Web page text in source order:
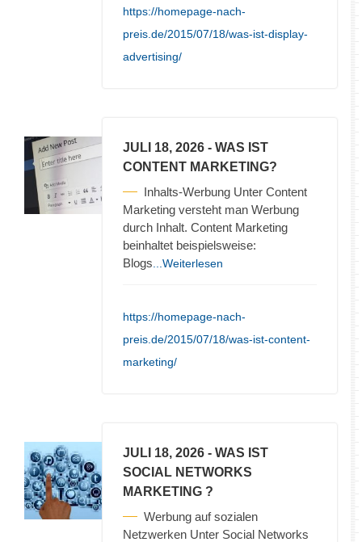
https://homepage-nach-
preis.de/2015/07/18/was-ist-display-
advertising/
JULI 18, 2026 - WAS IST
CONTENT MARKETING?
Inhalts-Werbung Unter Content
Marketing versteht man Werbung
durch Inhalt. Content Marketing
beinhaltet beispielsweise:
Blogs ...Weiterlesen
https://homepage-nach-
preis.de/2015/07/18/was-ist-content-
marketing/
JULI 18, 2026 - WAS IST
SOCIAL NETWORKS
MARKETING ?
Werbung auf sozialen
Netzwerken Unter Social Networks